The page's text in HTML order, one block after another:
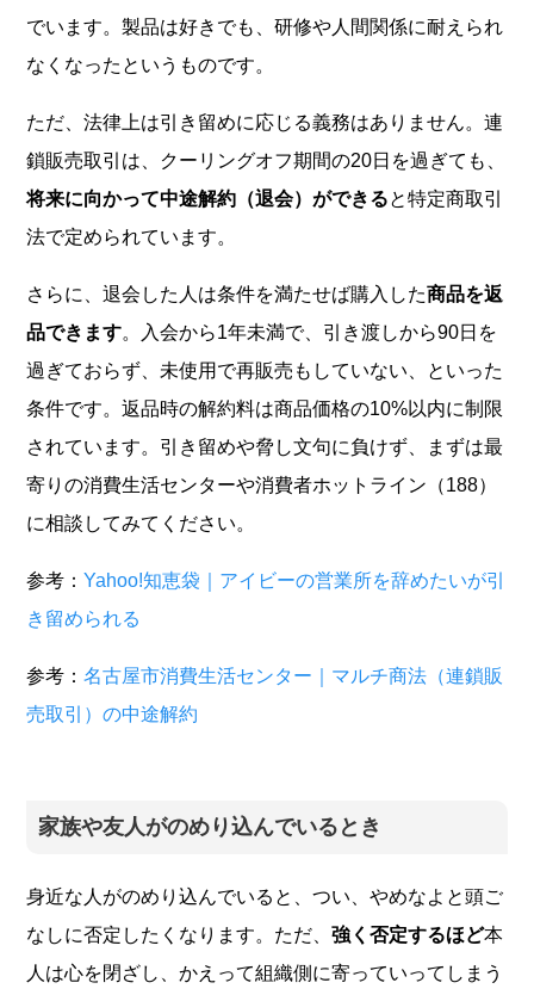
でいます。製品は好きでも、研修や人間関係に耐えられ
なくなったというものです。
ただ、法律上は引き留めに応じる義務はありません。連
鎖販売取引は、クーリングオフ期間の20日を過ぎても、
将来に向かって中途解約（退会）ができると特定商取引
法で定められています。
さらに、退会した人は条件を満たせば購入した商品を返
品できます。入会から1年未満で、引き渡しから90日を
過ぎておらず、未使用で再販売もしていない、といった
条件です。返品時の解約料は商品価格の10%以内に制限
されています。引き留めや脅し文句に負けず、まずは最
寄りの消費生活センターや消費者ホットライン（188）
に相談してみてください。
参考：Yahoo!知恵袋｜アイビーの営業所を辞めたいが引
き留められる
参考：名古屋市消費生活センター｜マルチ商法（連鎖販
売取引）の中途解約
家族や友人がのめり込んでいるとき
身近な人がのめり込んでいると、つい、やめなよと頭ご
なしに否定したくなります。ただ、強く否定するほど本
人は心を閉ざし、かえって組織側に寄っていってしまう